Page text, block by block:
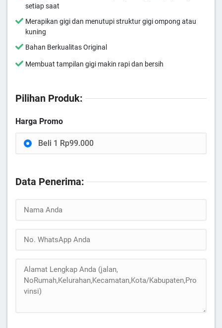
setiap saat
Merapikan gigi dan menutupi struktur gigi ompong atau
kuning
Bahan Berkualitas Original
Membuat tampilan gigi makin rapi dan bersih
Pilihan Produk:
Harga Promo
Beli 1 Rp99.000
Data Penerima: